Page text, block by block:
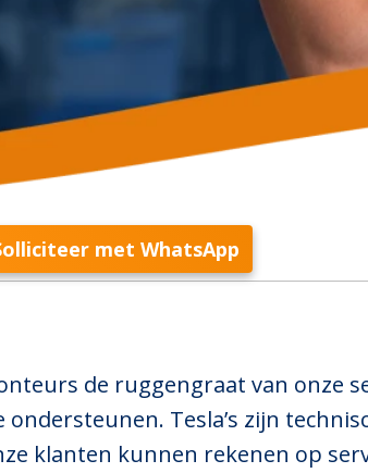
met WhatsApp
de ruggengraat van onze
Tesla’s zijn
klanten kunnen rekenen op